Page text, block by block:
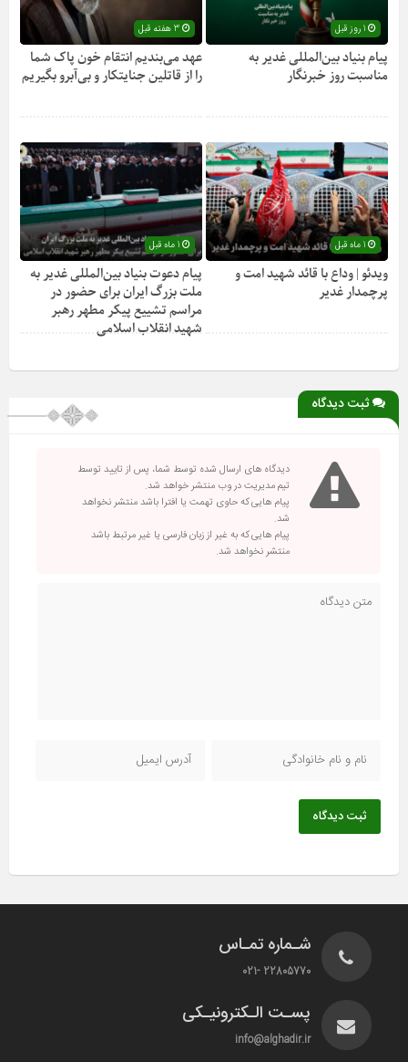
1 روز قبل
پیام بنیاد بین‌المللی غدیر به
مناسبت روز خبرنگار
عهد می‌بندیم انتقام خون پاک شما
را از قاتلین جنایتکار و بی‌آبرو بگیریم
1 ماه قبل
ویدئو | وداع با قائد شهید امت و
پرچمدار غدیر
پیام دعوت بنیاد بین‌المللی غدیر به
ملت بزرگ ایران برای حضور در
مراسم تشییع پیکر مطهر رهبر
شهید انقلاب اسلامی
ثبت دیدگاه
دیدگاه های ارسال شده توسط شما، پس از تایید توسط
تیم مدیریت در وب منتشر خواهد شد.
پیام هایی که حاوی تهمت یا افترا باشد منتشر نخواهد
شد.
پیام هایی که به غیر از زبان فارسی یا غیر مرتبط باشد
منتشر نخواهد شد.
ثبت دیدگاه
شـماره تمـاس
22805770 -021
پسـت الـکترونیـکی
info@alghadir.ir